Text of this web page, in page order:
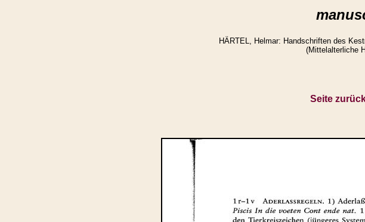
HÄRTEL, Helmar: Handschriften des
(Mittelalterliche
Seite